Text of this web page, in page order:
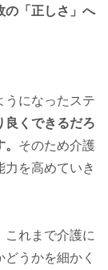
の「正しさ」へ
うになったステ
良くできるだろ
そのため介護
を高めていき
これまで介護に
うかを細かく